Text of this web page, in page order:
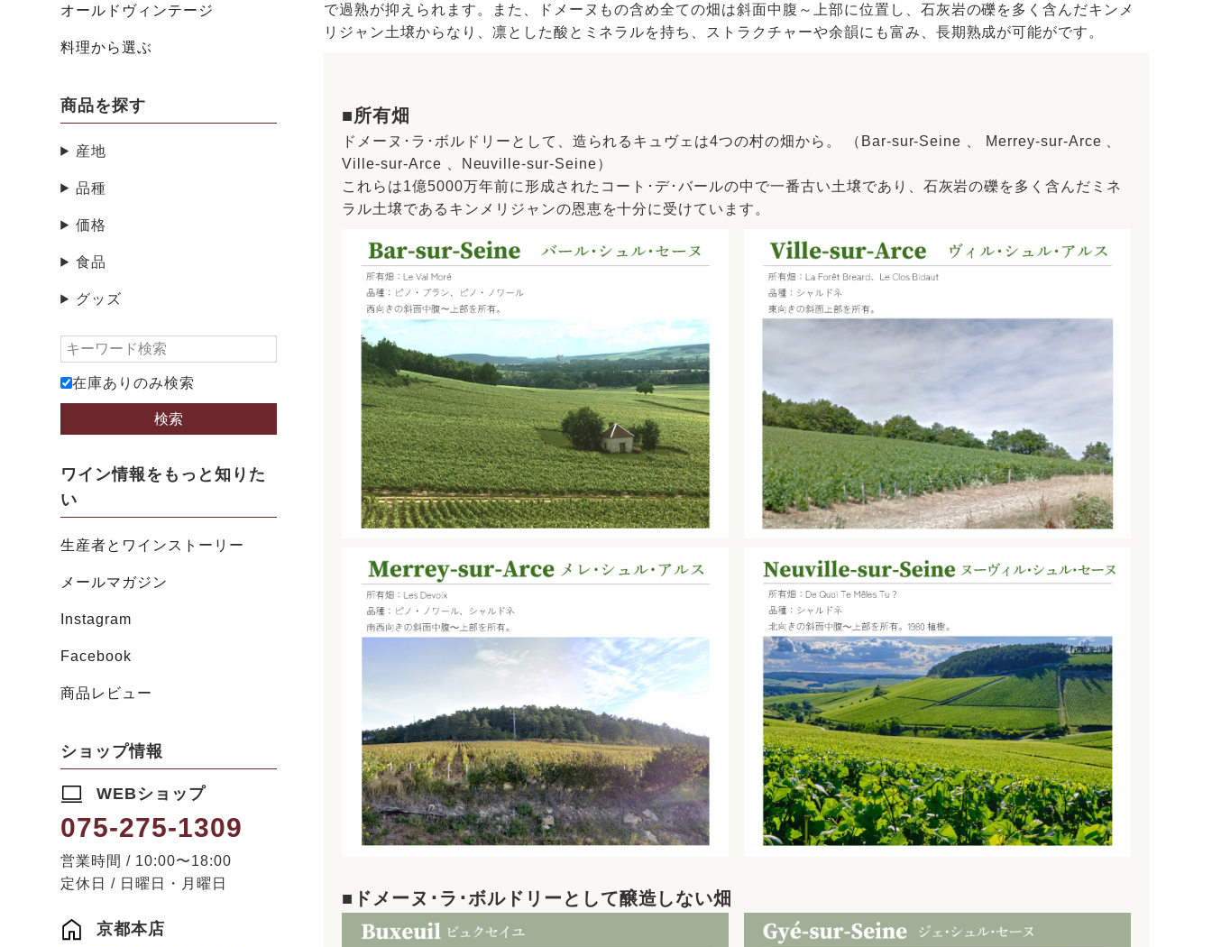
オールドヴィンテージ
料理から選ぶ
商品を探す
産地
品種
価格
食品
グッズ
在庫ありのみ検索
検索
ワイン情報をもっと知りた
い
生産者とワインストーリー
メールマガジン
Instagram
Facebook
商品レビュー
ショップ情報
WEBショップ
075-275-1309
営業時間 / 10:00〜18:00
定休日 / 日曜日・月曜日
京都本店
で過熟が抑えられます。また、ドメーヌもの含め全ての畑は斜面中腹～上部に位置し、石灰岩の礫を多く含んだキンメ
リジャン土壌からなり、凛とした酸とミネラルを持ち、ストラクチャーや余韻にも富み、長期熟成が可能がです。
■所有畑
ドメーヌ･ラ･ボルドリーとして、造られるキュヴェは4つの村の畑から。 （Bar-sur-Seine 、 Merrey-sur-Arce 、
Ville-sur-Arce 、Neuville-sur-Seine）
これらは1億5000万年前に形成されたコート･デ･バールの中で一番古い土壌であり、石灰岩の礫を多く含んだミネ
ラル土壌であるキンメリジャンの恩恵を十分に受けています。
■ドメーヌ･ラ･ボルドリーとして醸造しない畑